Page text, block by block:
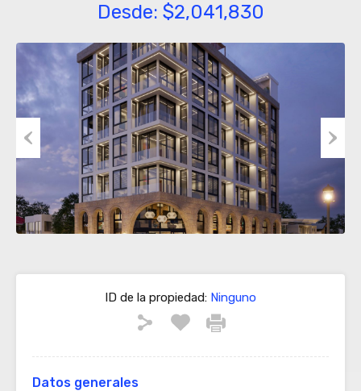
Desde: $2,041,830
Previous
ID de la propiedad: Ninguno
Datos generales